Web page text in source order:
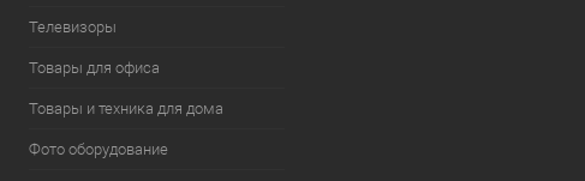
Телевизоры
Товары для офиса
Товары и техника для дома
Фото оборудование